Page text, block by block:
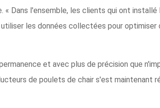
Dans l'ensemble, les clients qui ont
les données collectées pour optimiser
et avec plus de précision que
de poulets de chair s'est maintenant